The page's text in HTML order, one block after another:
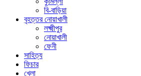
বি-বাড়িয়া
বৃহত্তর নোয়াখালী
লক্ষ্মীপুর
নোয়াখালী
ফেনী
সাহিত্য
ফিচার
খেলা